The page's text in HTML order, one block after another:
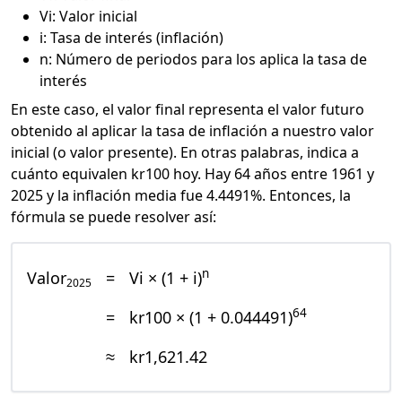
Vi: Valor inicial
i: Tasa de interés (inflación)
n: Número de periodos para los aplica la tasa de
interés
En este caso, el valor final representa el valor futuro
obtenido al aplicar la tasa de inflación a nuestro valor
inicial (o valor presente). En otras palabras, indica a
cuánto equivalen kr100 hoy. Hay 64 años entre 1961 y
2025 y la inflación media fue 4.4491%. Entonces, la
fórmula se puede resolver así:
Valor2025 = Vi × (1 + i)n
= kr100 × (1 + 0.044491)64
≈ kr1,621.42